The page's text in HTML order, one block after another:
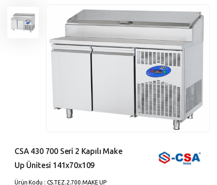
CSA 430 700 Seri 2 Kapılı Make
Up Ünitesi 141x70x109
Ürün Kodu : CS.TEZ.2.700.MAKE UP